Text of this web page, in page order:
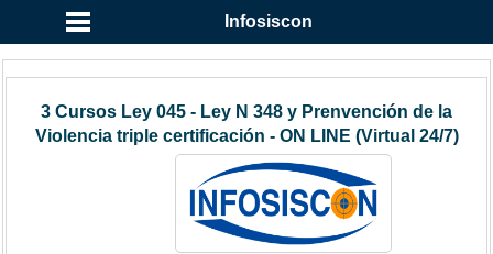
Infosiscon
3 Cursos Ley 045 - Ley N 348 y Prenvención de la
Violencia triple certificación - ON LINE (Virtual 24/7)